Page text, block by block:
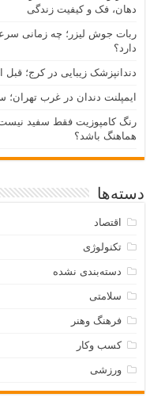
دهان، فک و کیفیت زندگی
ربات جوش لیزر؛ چه زمانی
دارد؟
دندانپزشک زیبایی در کرج؛ قبل
ایمپلنت دندان در غرب تهران؛
رنگ کامپوزیت فقط سفید
هماهنگ باشد؟
دسته‌ها
اقتصاد
تکنولوژی
دسته‌بندی نشده
سلامتی
فرهنگ وهنر
کسب وکار
ورزشی